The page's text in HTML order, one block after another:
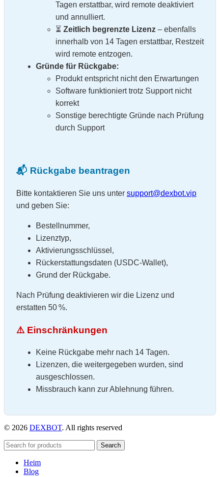
Tagen erstattbar, wird remote deaktiviert
und annulliert.
⏳ Zeitlich begrenzte Lizenz – ebenfalls
innerhalb von 14 Tagen erstattbar, Restzeit
wird remote entzogen.
Gründe für Rückgabe:
Produkt entspricht nicht den Erwartungen
Software funktioniert trotz Support nicht
korrekt
Sonstige berechtigte Gründe nach Prüfung
durch Support
📬 Rückgabe beantragen
Bitte kontaktieren Sie uns unter support@dexbot.vip
und geben Sie:
Bestellnummer,
Lizenztyp,
Aktivierungsschlüssel,
Rückerstattungsdaten (USDC‑Wallet),
Grund der Rückgabe.
Nach Prüfung deaktivieren wir die Lizenz und
erstatten 50 %.
⚠️ Einschränkungen
Keine Rückgabe mehr nach 14 Tagen.
Lizenzen, die weitergegeben wurden, sind
ausgeschlossen.
Missbrauch kann zur Ablehnung führen.
© 2026 DEXBOT. All rights reserved
Search
Heim
Blog